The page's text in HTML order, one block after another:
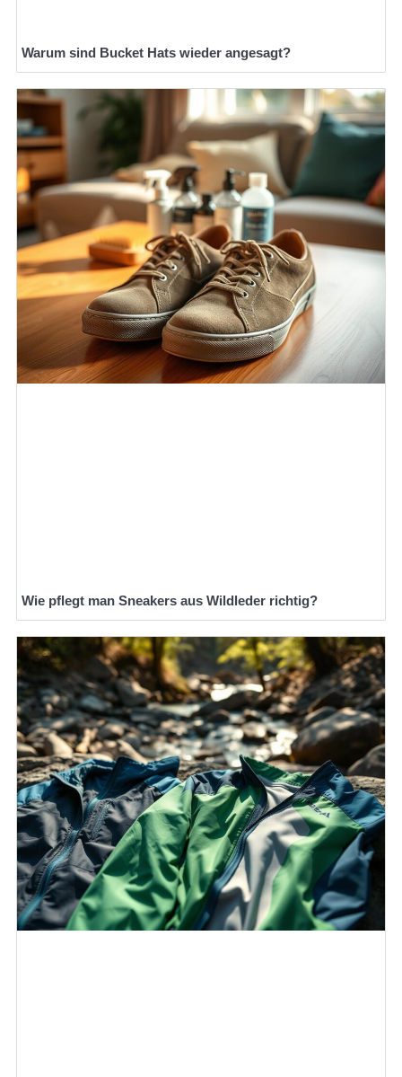
Warum sind Bucket Hats wieder angesagt?
Wie pflegt man Sneakers aus Wildleder richtig?